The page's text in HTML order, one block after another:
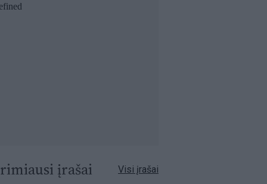
įrašai Visi įrašai